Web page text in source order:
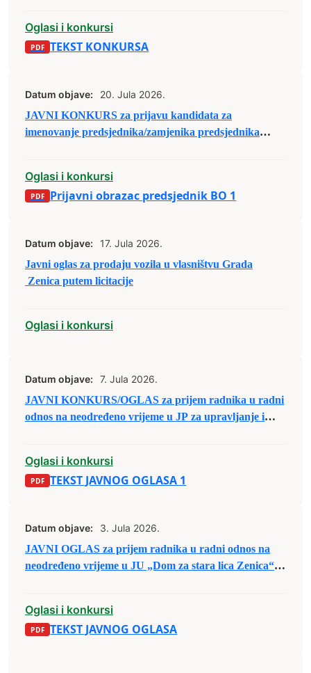
Oglasi i konkursi
TEKST KONKURSA
Datum objave:
20. Jula 2026.
JAVNI KONKURS za prijavu kandidata za
imenovanje predsjednika/zamjenika predsjednika
Oglasi i konkursi
Prijavni obrazac predsjednik BO 1
Datum objave:
17. Jula 2026.
Javni oglas za prodaju vozila u vlasništvu Grada
Zenica putem licitacije
Oglasi i konkursi
Datum objave:
7. Jula 2026.
JAVNI KONKURS/OGLAS za prijem radnika u radni
odnos na neodređeno vrijeme u JP za upravljanje i
Oglasi i konkursi
TEKST JAVNOG OGLASA 1
Datum objave:
3. Jula 2026.
JAVNI OGLAS za prijem radnika u radni odnos na
neodređeno vrijeme u JU „Dom za stara lica Zenica“
Oglasi i konkursi
TEKST JAVNOG OGLASA